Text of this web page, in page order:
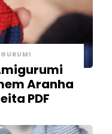
Aranha
PDF